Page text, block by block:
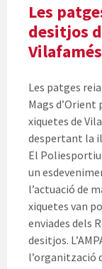
Les
desitjos
Vilafamés
Les patges
Mags
xiquetes de
despertant la
El Poliesportiu
un
l’actuació de
xiquetes van
enviades dels
desitjos.
l’organització